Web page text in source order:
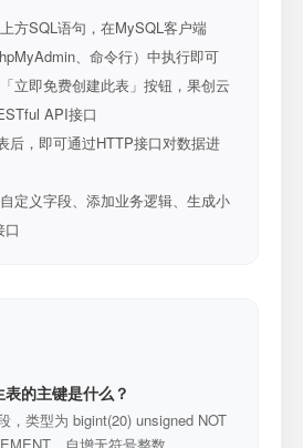
方SQL语句，在MySQL客户端
、命令行）中执行即可
立即免费创建此表」按钮，果创云
API接口
后，即可通过HTTP接口对数据进
定义字段、添加业务逻辑、生成小
的主键是什么？
，类型为 bigint(20) unsigned NOT